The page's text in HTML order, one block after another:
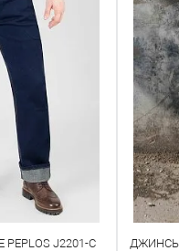
J2201-C
ДЖИНСЫ